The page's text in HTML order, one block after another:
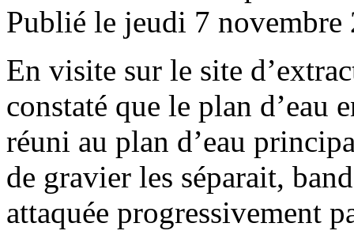
Publié le jeudi 7 novembre
En visite sur le site
constaté que le plan
réuni au plan d’eau
de gravier les séparait,
attaquée progressivement